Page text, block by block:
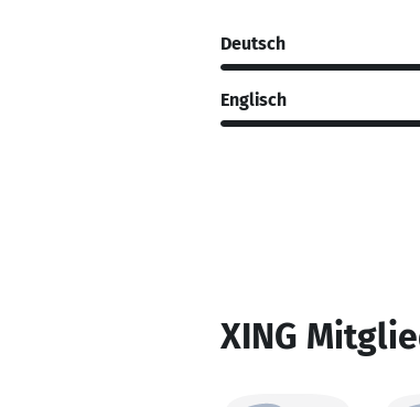
Deutsch
Englisch
XING